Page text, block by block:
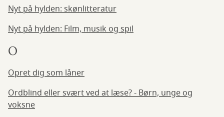
Nyt på hylden: skønlitteratur
Nyt på hylden: Film, musik og spil
O
Opret dig som låner
Ordblind eller svært ved at læse? - Børn, unge og
voksne